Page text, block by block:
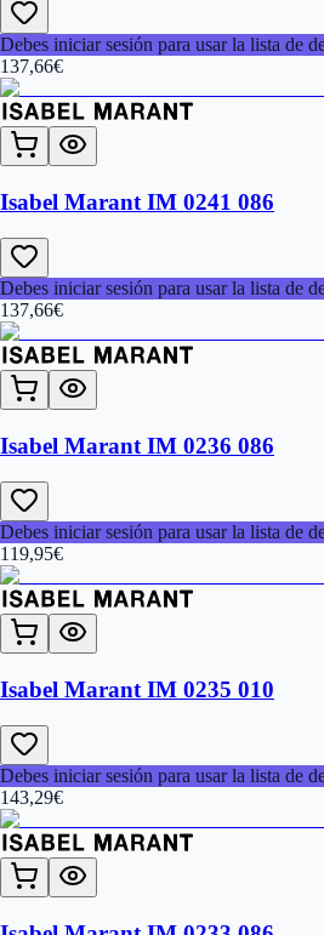
Debes iniciar sesión para usar la lista de
137,66€
Isabel Marant IM 0241 086
Debes iniciar sesión para usar la lista de
137,66€
Isabel Marant IM 0236 086
Debes iniciar sesión para usar la lista de
119,95€
Isabel Marant IM 0235 010
Debes iniciar sesión para usar la lista de
143,29€